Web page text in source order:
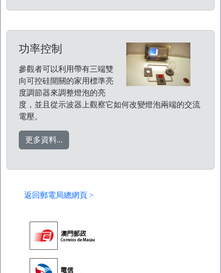
功率控制
參觀者可以利用帶有三端雙
向可控硅開關的家用標準亮
度調節器來調整燈泡的亮
度，並且從示波器上觀察它如何改變燈泡兩端的交流
電壓。
更多資料...
返回郵電局總網頁 >